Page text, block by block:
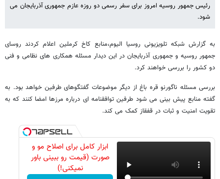
رئیس جمهور روسیه امروز برای سفر رسمی دو روزه عازم جمهوری آذربایجان می
شود.
به گزارش شبکه تلویزیونی روسیا الیوم،منابع کاخ کرملین اعلام کردند روسای
جمهور روسیه و جمهوری آذربایجان در این دیدار مسئله همکاری های نظامی و فنی
دو کشور را بررسی خواهند کرد.
بررسی مسئله ناگورنو قره باغ از دیگر موضوعات گفتگوهای طرفین خواهد بود. به
گفته منابع پیش بینی می شود طرفین توافقنامه ای درباره مرزها امضا کنند که به
تقویت امنیت و ثبات در قفقاز کمک می کند.
ابزار کامل برای اصلاح مو و
صورت (قیمت رو ببینی باور
نمیکنی!)